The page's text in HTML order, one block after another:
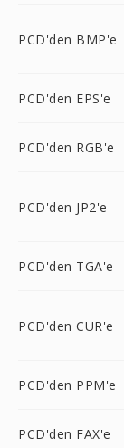
PCD'den BMP'e
PCD'den EPS'e
PCD'den RGB'e
PCD'den JP2'e
PCD'den TGA'e
PCD'den CUR'e
PCD'den PPM'e
PCD'den FAX'e